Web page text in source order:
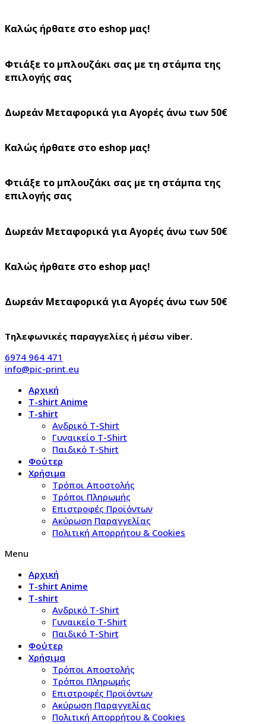
Καλώς ήρθατε στο eshop μας!
Φτιάξε το μπλουζάκι σας με τη στάμπα της
επιλογής σας
Δωρεάν Μεταφορικά για Αγορές άνω των 50€
Καλώς ήρθατε στο eshop μας!
Φτιάξε το μπλουζάκι σας με τη στάμπα της
επιλογής σας
Δωρεάν Μεταφορικά για Αγορές άνω των 50€
Καλώς ήρθατε στο eshop μας!
Δωρεάν Μεταφορικά για Αγορές άνω των 50€
Τηλεφωνικές παραγγελίες ή μέσω viber.
6974 964 471
info@pic-print.eu
Αρχική
T-shirt Anime
T-shirt
Aνδρικό Τ-Shirt
Γυναικείο T-Shirt
Παιδικό T-Shirt
Φούτερ
Χρήσιμα
Τρόποι Αποστολής
Τρόποι Πληρωμής
Επιστροφές Προϊόντων
Ακύρωση Παραγγελίας
Πολιτική Απορρήτου & Cookies
Menu
Αρχική
T-shirt Anime
T-shirt
Aνδρικό Τ-Shirt
Γυναικείο T-Shirt
Παιδικό T-Shirt
Φούτερ
Χρήσιμα
Τρόποι Αποστολής
Τρόποι Πληρωμής
Επιστροφές Προϊόντων
Ακύρωση Παραγγελίας
Πολιτική Απορρήτου & Cookies